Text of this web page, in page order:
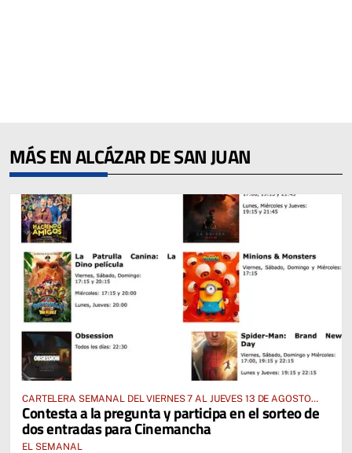
MÁS EN ALCÁZAR DE SAN JUAN
CARTELERA SEMANAL DEL VIERNES 7 AL JUEVES 13 DE AGOSTO
2026
Contesta a la pregunta y participa en el sorteo de
dos entradas para Cinemancha
EL SEMANAL